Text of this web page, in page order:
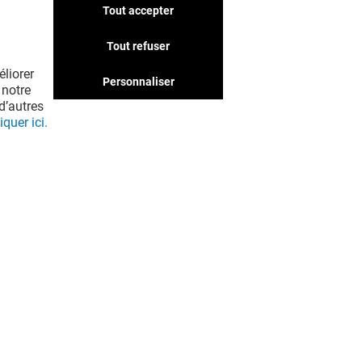
Nous avons d'autres
boutiques qui pourraient
pas à côté !
ici.
Tout accepter
Tout refuser
Personnaliser